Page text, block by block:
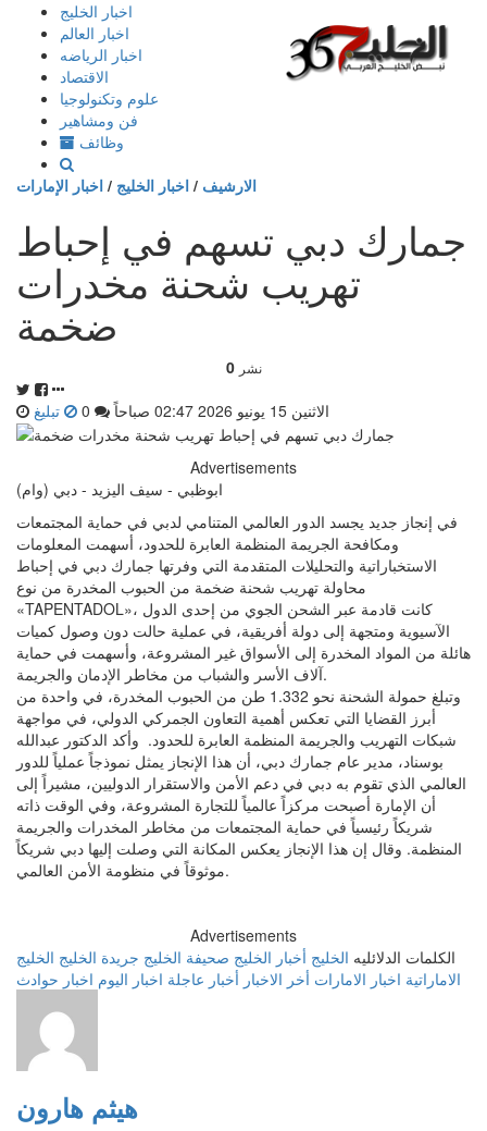
إذهب
المحتوى
اخبار الخليج
اخبار العالم
اخبار الرياضه
الاقتصاد
علوم وتكنولوجيا
فن ومشاهير
وظائف
الارشيف / اخبار الخليج / اخبار الإمارات
جمارك دبي تسهم في إحباط
تهريب شحنة مخدرات
ضخمة
0 نشر
الاثنين 15 يونيو 2026 02:47 صباحاً تبليغ
Advertisements
ابوظبي - سيف اليزيد - دبي (وام)
في إنجاز جديد يجسد الدور العالمي المتنامي لدبي في حماية المجتمعات
ومكافحة الجريمة المنظمة العابرة للحدود، أسهمت المعلومات
الاستخباراتية والتحليلات المتقدمة التي وفرتها جمارك دبي في إحباط
محاولة تهريب شحنة ضخمة من الحبوب المخدرة من نوع
«TAPENTADOL»، كانت قادمة عبر الشحن الجوي من إحدى الدول
الآسيوية ومتجهة إلى دولة أفريقية، في عملية حالت دون وصول كميات
هائلة من المواد المخدرة إلى الأسواق غير المشروعة، وأسهمت في حماية
آلاف الأسر والشباب من مخاطر الإدمان والجريمة.
وتبلغ حمولة الشحنة نحو 1.332 طن من الحبوب المخدرة، في واحدة من
أبرز القضايا التي تعكس أهمية التعاون الجمركي الدولي، في مواجهة
شبكات التهريب والجريمة المنظمة العابرة للحدود. وأكد الدكتور عبدالله
بوسناد، مدير عام جمارك دبي، أن هذا الإنجاز يمثل نموذجاً عملياً للدور
العالمي الذي تقوم به دبي في دعم الأمن والاستقرار الدوليين، مشيراً إلى
أن الإمارة أصبحت مركزاً عالمياً للتجارة المشروعة، وفي الوقت ذاته
شريكاً رئيسياً في حماية المجتمعات من مخاطر المخدرات والجريمة
المنظمة. وقال إن هذا الإنجاز يعكس المكانة التي وصلت إليها دبي شريكاً
موثوقاً في منظومة الأمن العالمي.
Advertisements
الكلمات الدلائليه الخليج أخبار الخليج صحيفة الخليج جريدة الخليج الخليج
الاماراتية اخبار الامارات أخر الاخبار أخبار عاجلة اخبار اليوم اخبار حوادث
هيثم هارون